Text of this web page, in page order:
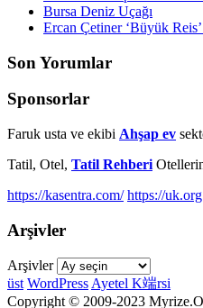
Bursa Deniz Uçağı
Ercan Çetiner ‘Büyük
Son Yorumlar
Sponsorlar
Faruk usta ve ekibi Ahşap ev
Tatil, Otel, Tatil Rehberi
https://kasentra.com/ https://
Arşivler
Arşivler
üst WordPress Ayetel K端rsi
Copyright © 2009-2023